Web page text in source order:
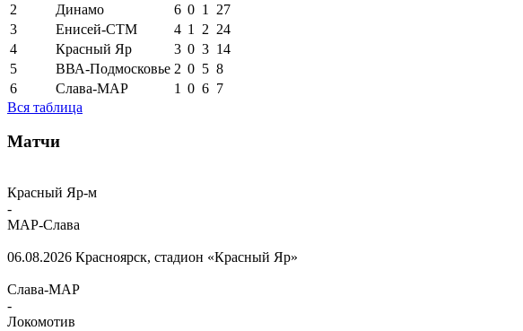
2
Динамо 6 0 1
27
3
Енисей-СТМ 4 1 2 24
4
Красный Яр 3 0 3 14
5
ВВА-Подмосковье 2 0 5 8
6
Слава-МАР 1 0 6 7
Вся таблица
Матчи
Красный Яр-м
-
МАР-Слава
06.08.2026 Красноярск, стадион «Красный Яр»
Слава-МАР
-
Локомотив